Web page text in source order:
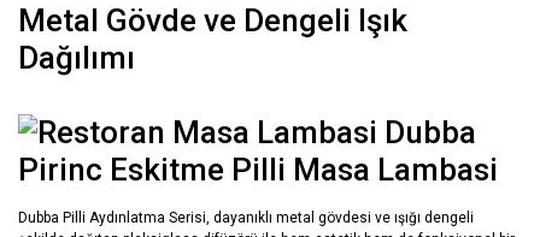
Metal Gövde ve Dengeli Işık
Dağılımı
Dubba Pilli Aydınlatma Serisi, dayanıklı metal gövdesi ve ışığı dengeli